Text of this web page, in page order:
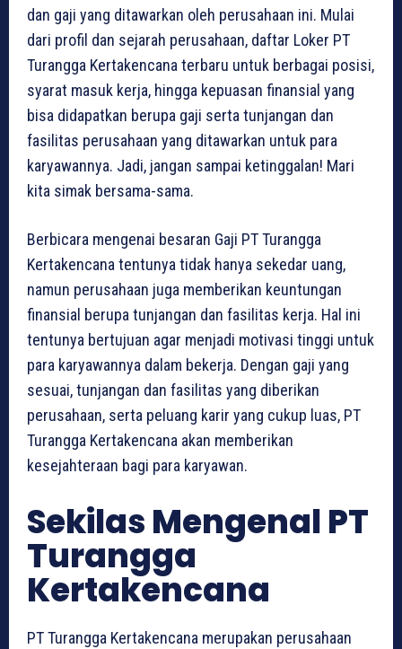
dan gaji yang ditawarkan oleh perusahaan ini. Mulai
dari profil dan sejarah perusahaan, daftar Loker PT
Turangga Kertakencana terbaru untuk berbagai posisi,
syarat masuk kerja, hingga kepuasan finansial yang
bisa didapatkan berupa gaji serta tunjangan dan
fasilitas perusahaan yang ditawarkan untuk para
karyawannya. Jadi, jangan sampai ketinggalan! Mari
kita simak bersama-sama.
Berbicara mengenai besaran Gaji PT Turangga
Kertakencana tentunya tidak hanya sekedar uang,
namun perusahaan juga memberikan keuntungan
finansial berupa tunjangan dan fasilitas kerja. Hal ini
tentunya bertujuan agar menjadi motivasi tinggi untuk
para karyawannya dalam bekerja. Dengan gaji yang
sesuai, tunjangan dan fasilitas yang diberikan
perusahaan, serta peluang karir yang cukup luas, PT
Turangga Kertakencana akan memberikan
kesejahteraan bagi para karyawan.
Sekilas Mengenal PT
Turangga
Kertakencana
PT Turangga Kertakencana merupakan perusahaan